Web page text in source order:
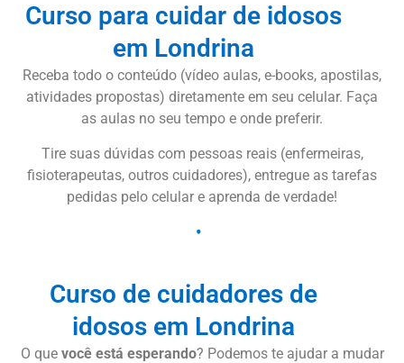
Curso para cuidar de idosos
em Londrina
Receba todo o conteúdo (vídeo aulas, e-books, apostilas,
atividades propostas) diretamente em seu celular. Faça
as aulas no seu tempo e onde preferir.
Tire suas dúvidas com pessoas reais (enfermeiras,
fisioterapeutas, outros cuidadores), entregue as tarefas
pedidas pelo celular e aprenda de verdade!
Curso de cuidadores de
idosos em Londrina
O que você está esperando? Podemos te ajudar a mudar